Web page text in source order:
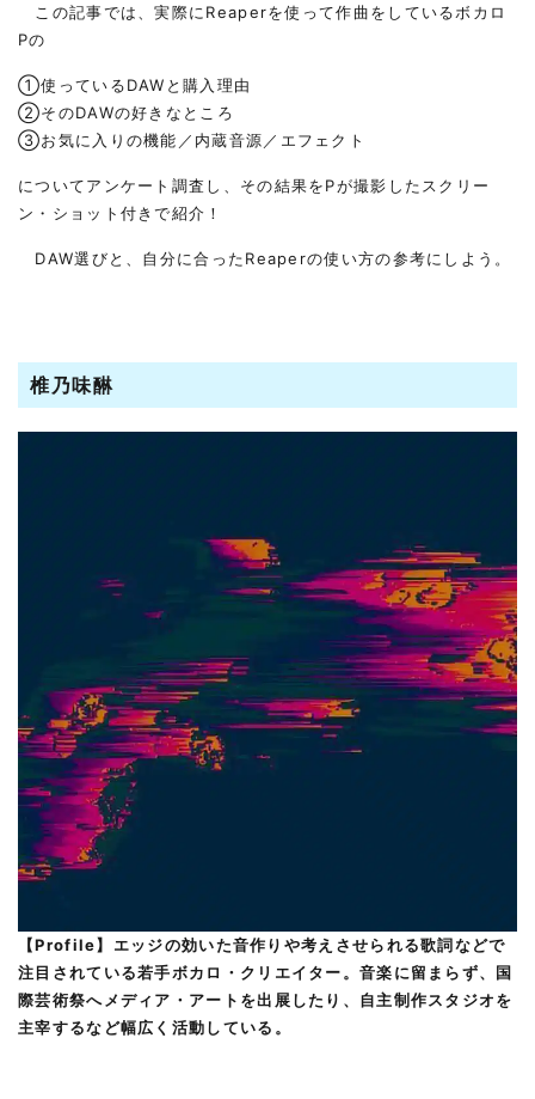
この記事では、実際にReaperを使って作曲をしているボカロ
Pの
①使っているDAWと購入理由
②そのDAWの好きなところ
③お気に入りの機能／内蔵音源／エフェクト
についてアンケート調査し、その結果をPが撮影したスクリー
ン・ショット付きで紹介！
DAW選びと、自分に合ったReaperの使い方の参考にしよう。
椎乃味醂
【Profile】エッジの効いた音作りや考えさせられる歌詞などで
注目されている若手ボカロ・クリエイター。音楽に留まらず、国
際芸術祭へメディア・アートを出展したり、自主制作スタジオを
主宰するなど幅広く活動している。